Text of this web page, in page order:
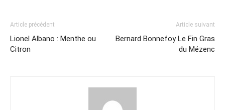
Article précédent
Lionel Albano : Menthe ou
Citron
Article suivant
Bernard Bonnefoy Le Fin Gras
du Mézenc